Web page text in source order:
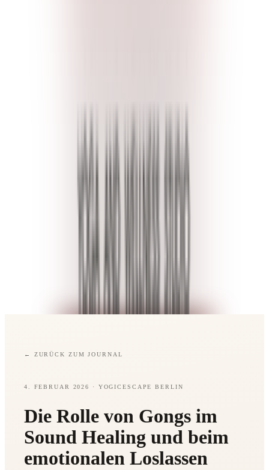
← ZURÜCK ZUM JOURNAL
4. FEBRUAR 2026 · YOGICESCAPE BERLIN
Die Rolle von Gongs im
Sound Healing und beim
emotionalen Loslassen